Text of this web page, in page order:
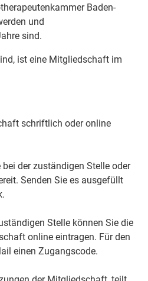
Baden-
und
sind.
ist eine Mitgliedschaft im
schriftlich oder online
der zuständigen Stelle oder
Senden Sie es ausgefüllt
Stelle können Sie die
online eintragen. Für den
einen Zugangscode.